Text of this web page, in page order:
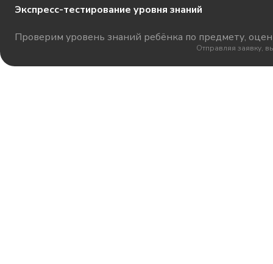
Экспресс-тестирование уровня знаний
Проверим уровень знаний ребёнка по предмету,
Отправляя заявку,